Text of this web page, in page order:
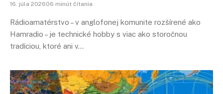
16. júla 202606 minút čítania
Rádioamatérstvo – v anglofonej komunite rozšírené ako
Hamradio – je technické hobby s viac ako storočnou
tradíciou, ktoré ani v…